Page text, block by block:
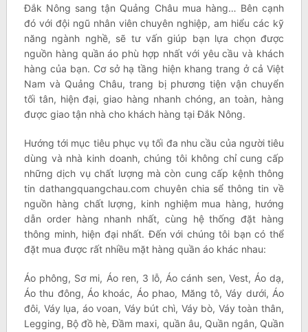
Đắk Nông sang tận Quảng Châu mua hàng… Bên cạnh
đó với đội ngũ nhân viên chuyên nghiệp, am hiểu các kỹ
năng ngành nghề, sẽ tư vấn giúp bạn lựa chọn được
nguồn hàng quần áo phù hợp nhất với yêu cầu và khách
hàng của bạn. Cơ sở hạ tầng hiện khang trang ở cả Việt
Nam và Quảng Châu, trang bị phương tiện vận chuyển
tối tân, hiện đại, giao hàng nhanh chóng, an toàn, hàng
được giao tận nhà cho khách hàng tại Đắk Nông.
Hướng tới mục tiêu phục vụ tối đa nhu cầu của người tiêu
dùng và nhà kinh doanh, chúng tôi không chỉ cung cấp
những dịch vụ chất lượng mà còn cung cấp kệnh thông
tin dathangquangchau.com chuyên chia sể thông tin về
nguồn hàng chất lượng, kinh nghiệm mua hàng, hướng
dẫn order hàng nhanh nhất, cùng hệ thống đặt hàng
thông minh, hiện đại nhất. Đến với chúng tôi bạn có thể
đặt mua được rất nhiều mặt hàng quần áo khác nhau:
Áo phông, Sơ mi, Áo ren, 3 lỗ, Áo cánh sen, Vest, Áo dạ,
Áo thu đông, Áo khoác, Áo phao, Măng tô, Váy dưới, Áo
đôi, Váy lụa, áo voan, Váy bút chì, Váy bò, Váy toàn thân,
Legging, Bộ đồ hè, Đầm maxi, quần âu, Quần ngắn, Quần